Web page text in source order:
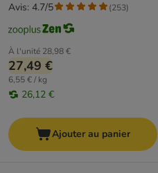
À l'unité 28,98 €
27,49 €
6,55 € / kg
26,12 €
Avis: 4.7/5 (253)
Ajouter au panier